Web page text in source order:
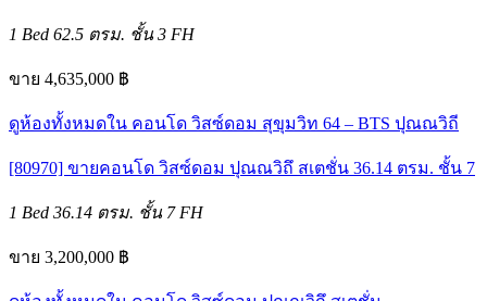
1 Bed 62.5 ตรม. ชั้น 3 FH
ขาย 4,635,000 ฿
ดูห้องทั้งหมดใน คอนโด วิสซ์ดอม สุขุมวิท 64 – BTS ปุณณวิถี
[80970] ขายคอนโด วิสซ์ดอม ปุณณวิถึ สเตชั่น 36.14 ตรม. ชั้น 7
1 Bed 36.14 ตรม. ชั้น 7 FH
ขาย 3,200,000 ฿